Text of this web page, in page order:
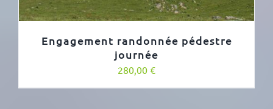
Engagement randonnée pédestre
journée
280,00 €